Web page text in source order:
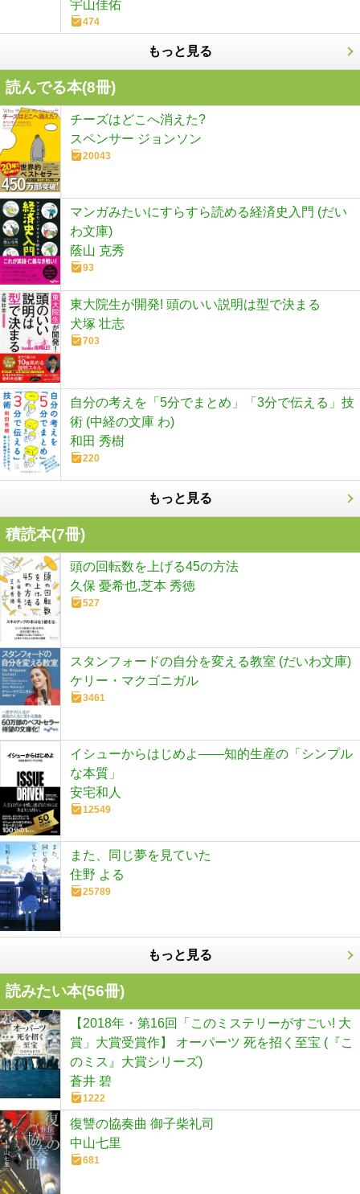
宇山佳佑
474
もっと見る
読んでる本(8冊)
チーズはどこへ消えた?
スペンサー ジョンソン
20043
マンガみたいにすらすら読める経済史入門 (だい
わ文庫)
蔭山 克秀
93
東大院生が開発! 頭のいい説明は型で決まる
犬塚 壮志
703
自分の考えを「5分でまとめ」「3分で伝える」技
術 (中経の文庫 わ)
和田 秀樹
220
もっと見る
積読本(7冊)
頭の回転数を上げる45の方法
久保 憂希也,芝本 秀徳
527
スタンフォードの自分を変える教室 (だいわ文庫)
ケリー・マクゴニガル
3461
イシューからはじめよ――知的生産の「シンプル
な本質」
安宅和人
12549
また、同じ夢を見ていた
住野 よる
25789
もっと見る
読みたい本(56冊)
【2018年・第16回「このミステリーがすごい! 大
賞」大賞受賞作】 オーパーツ 死を招く至宝 (『こ
のミス』大賞シリーズ)
蒼井 碧
1222
復讐の協奏曲 御子柴礼司
中山七里
681